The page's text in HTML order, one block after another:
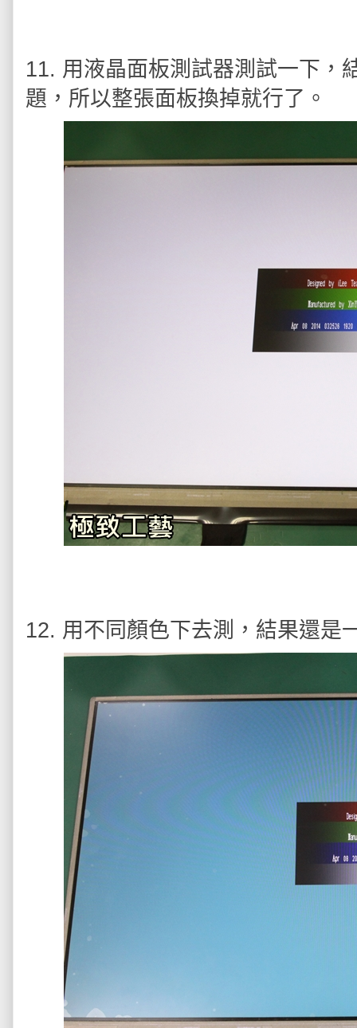
11. 用液晶面板測試器測試一下，
題，所以整張面板換掉就行了。
12. 用不同顏色下去測，結果還是